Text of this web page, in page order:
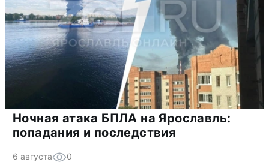
Ночная атака БПЛА на Ярославль:
попадания и последствия
6 августа 0